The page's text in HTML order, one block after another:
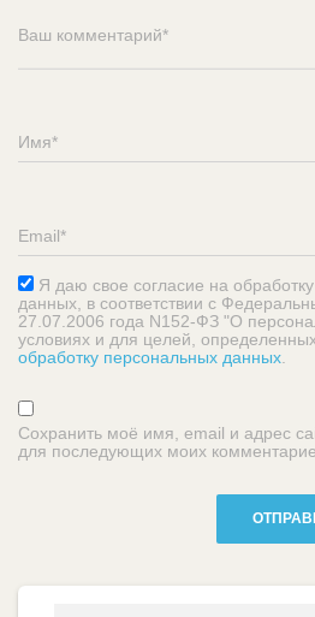
Я даю свое согласие на
данных, в соответствии с
27.07.2006 года N152-ФЗ "О
условиях и для целей,
обработку персональных данных.
Сохранить моё имя, email и адрес
для последующих моих